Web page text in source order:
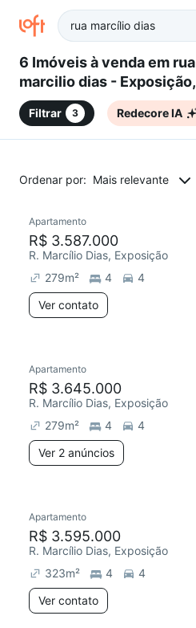
6 Imóveis à venda em rua
marcilio dias - Exposição,
Caxias do Sul, RS
Filtrar 3 Redecore IA
Ordenar por: Mais relevante
Chegou este mês
Apartamento
R$ 3.587.000
R. Marcílio Dias, Exposição
279m² 4
4
Ver contato
Chegou este mês
Apartamento
R$ 3.645.000
R. Marcílio Dias, Exposição
279m² 4
4
Ver 2 anúncios
Redecorar
Apartamento
R$ 3.595.000
R. Marcílio Dias, Exposição
323m² 4
4
Ver contato